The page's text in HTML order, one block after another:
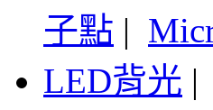
子點 |
LED背光 |